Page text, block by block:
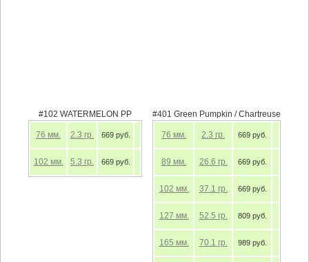
#102 WATERMELON PP
76 мм. 2.3 гр. 669 руб.
102 мм. 5.3 гр. 669 руб.
#401 Green Pumpkin / Chartreuse
76 мм. 2.3 гр. 669 руб.
89 мм. 26.6 гр. 669 руб.
102 мм. 37.1 гр. 669 руб.
127 мм. 52.5 гр. 809 руб.
165 мм. 70.1 гр. 989 руб.